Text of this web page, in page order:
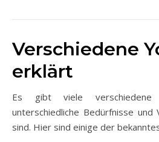
Verschiedene
erklärt
Es gibt viele
unterschiedliche Bedürfnisse und
sind. Hier sind einige der